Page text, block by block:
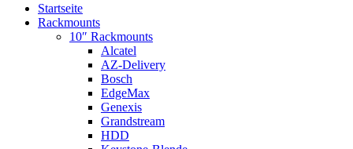
Startseite
Rackmounts
10″ Rackmounts
Alcatel
AZ-Delivery
Bosch
EdgeMax
Genexis
Grandstream
HDD